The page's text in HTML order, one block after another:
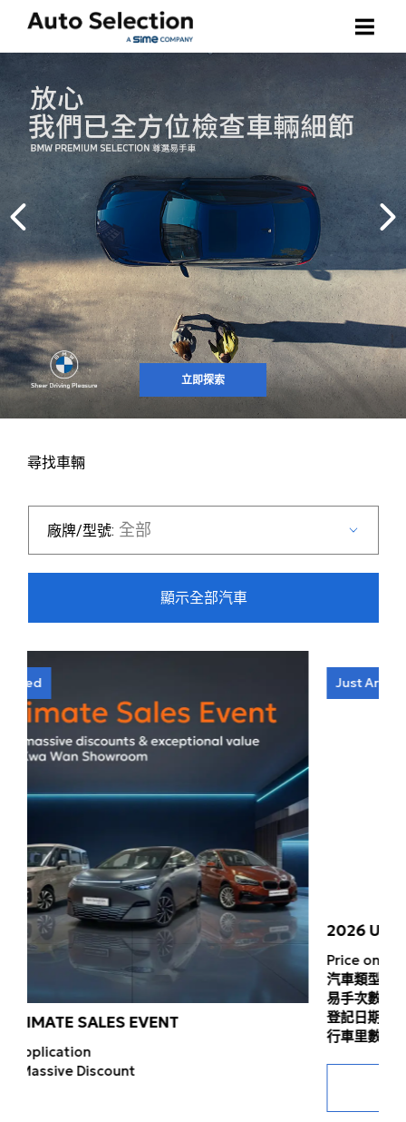
購買車輛
車款搜尋
寶馬尊選易手車
其他精選易手車
如何購買
出售車輛
聯絡我們
選擇語言
繁體中文
ENGLISH (UK) 立即探索
尋找車輛
廠牌/型號: 全部
顯示全部汽車
2026 ULTIMATE SALES EVENT
Price on Application
Massive Discount
登記日期